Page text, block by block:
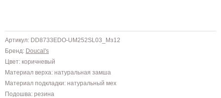
Артикул: DD8733EDO-UM252SL03_Мз12
Бренд: Doucal's
Цвет: коричневый
Материал верха: натуральная замша
Материал подкладки: натуральный мех
Подошва: резина